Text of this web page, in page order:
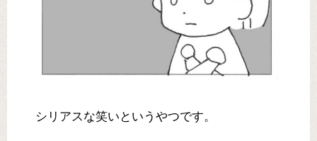
シリアスな笑いというやつです。